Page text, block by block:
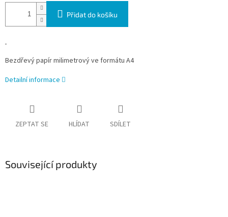
Přidat do košíku
Bezdřevý papír milimetrový ve formátu A4
Detailní informace
ZEPTAT SE HLÍDAT SDÍLET
Související produkty